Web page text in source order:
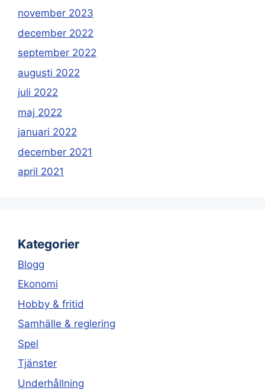
november 2023
december 2022
september 2022
augusti 2022
juli 2022
maj 2022
januari 2022
december 2021
april 2021
Kategorier
Blogg
Ekonomi
Hobby & fritid
Samhälle & reglering
Spel
Tjänster
Underhållning